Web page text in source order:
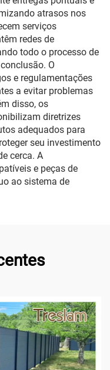
atrasos nos
serviços
redes de
todo o processo de
O
e regulamentações
a evitar problemas
disso, os
diretrizes
adequados para
seu investimento
cerca. A
e peças de
ao sistema de